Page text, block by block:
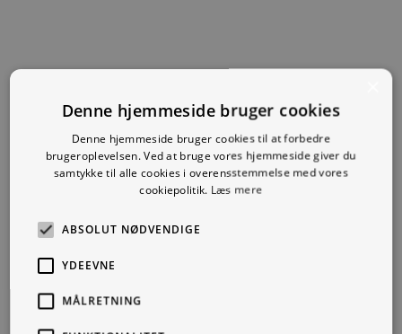
Denne hjemmeside bruger cookies
Denne hjemmeside bruger cookies til at forbedre
brugeroplevelsen. Ved at bruge vores hjemmeside giver du
samtykke til alle cookies i overensstemmelse med vores
cookiepolitik. Læs mere
ABSOLUT NØDVENDIGE
YDEEVNE
MÅLRETNING